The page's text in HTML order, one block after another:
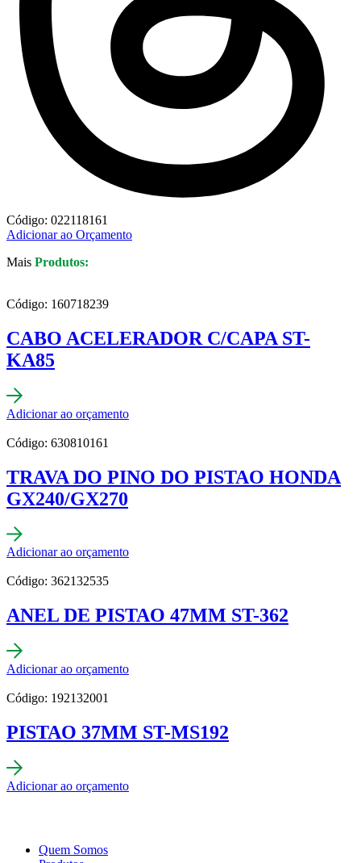
Código: 022118161
Adicionar ao Orçamento
Mais Produtos:
Código: 160718239
CABO ACELERADOR C/CAPA ST-
KA85
Adicionar ao orçamento
Código: 630810161
TRAVA DO PINO DO PISTAO HONDA
GX240/GX270
Adicionar ao orçamento
Código: 362132535
ANEL DE PISTAO 47MM ST-362
Adicionar ao orçamento
Código: 192132001
PISTAO 37MM ST-MS192
Adicionar ao orçamento
Quem Somos